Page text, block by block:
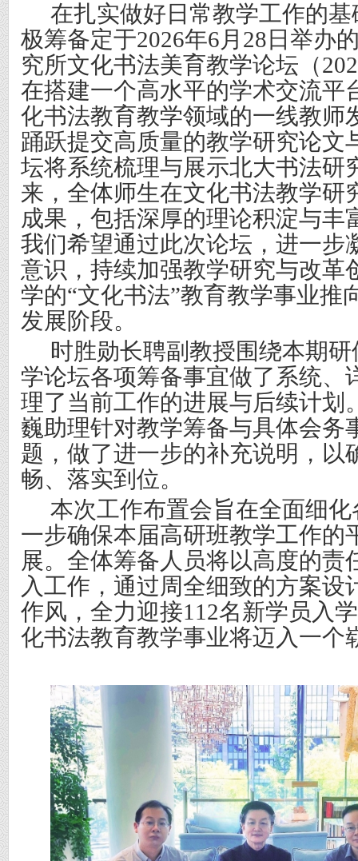
在扎实做好日常教学工作的
极筹备定于2026年6月28日举办
究所文化书法美育教学论坛（
在搭建一个高水平的学术交流平
化书法教育教学领域的一线教师
踊跃提交高质量的教学研究论文
坛将系统梳理与展示北大书法研
来，全体师生在文化书法教学研
成果，包括深厚的理论积淀与丰
我们希望通过此次论坛，进一步
意识，持续加强教学研究与改革
学的“文化书法”教育教学事业推
发展阶段。
时胜勋长聘副教授围绕本期
学论坛各项筹备事宜做了系统、
理了当前工作的进展与后续计划
巍助理针对教学筹备与具体会务
题，做了进一步的补充说明，以
畅、落实到位。
本次工作布置会旨在全面细
一步确保本届高研班教学工作的
展。全体筹备人员将以高度的责
入工作，通过周全细致的方案设
作风，全力迎接112名新学员入
化书法教育教学事业将迈入一个